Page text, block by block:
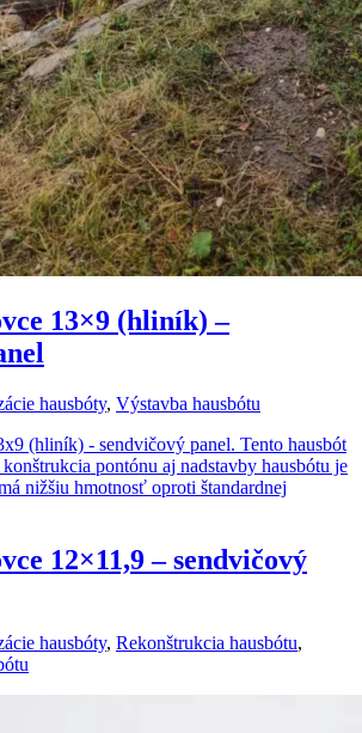
13×9 (hliník) –
hausbóty, Výstavba hausbótu
12×11,9 – sendvičový
hausbóty, Rekonštrukcia hausbótu,